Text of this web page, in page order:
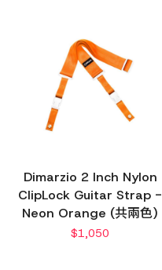
Dimarzio 2 Inch Nylon
ClipLock Guitar Strap -
Neon Orange (共兩色)
$1,050